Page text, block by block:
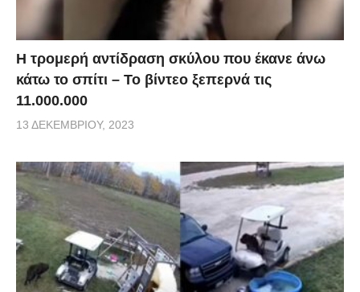
Η τρομερή αντίδραση σκύλου που έκανε άνω
κάτω το σπίτι – Το βίντεο ξεπερνά τις
11.000.000
13 ΔΕΚΕΜΒΡΊΟΥ, 2023